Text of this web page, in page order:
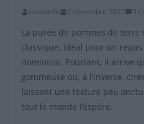
cuisininfo 2 décembre 2025 0
La purée de pommes de
classique, idéal pour un
dominical. Pourtant, il arrive
gommeuse ou, à l’inverse,
laissant une texture peu
tout le monde l’espère.